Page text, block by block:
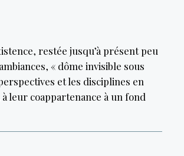
restée jusqu’à présent peu
« dôme invisible sous
et les disciplines en
leur coappartenance à un fond